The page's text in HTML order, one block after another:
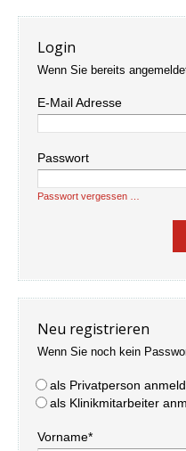
Login
Wenn Sie bereits
E-Mail Adresse
Passwort
Passwort vergessen …
Neu registrieren
Wenn Sie noch kein
als Privatperson
als Klinikmitarbeiter
Vorname*